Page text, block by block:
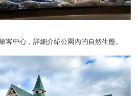
客中心，詳細介紹公園內的自然生態。